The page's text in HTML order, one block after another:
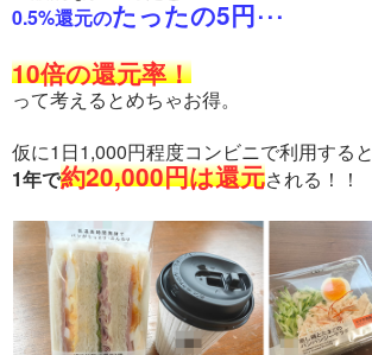
0.5%還元のたったの5円･･･
10倍の還元率！
って考えるとめちゃお得。
仮に1日1,000円程度コンビニで利用すると
1年で約20,000円は還元される！！